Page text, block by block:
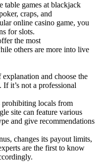
table games at blackjack
craps, and
online casino game, you
for slots.
the most
others are more into live
and choose the
it’s not a professional
prohibiting locals from
site can feature various
and give recommendations
changes its payout limits,
are the first to know